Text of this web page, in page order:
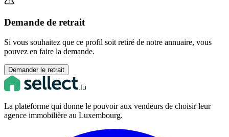
Demande de retrait
Si vous souhaitez que ce profil soit retiré de notre annuaire, vous
pouvez en faire la demande.
Demander le retrait
La plateforme qui donne le pouvoir aux vendeurs de choisir leur
agence immobilière au Luxembourg.